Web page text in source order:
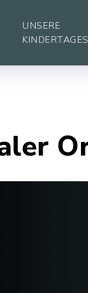
UNSERE